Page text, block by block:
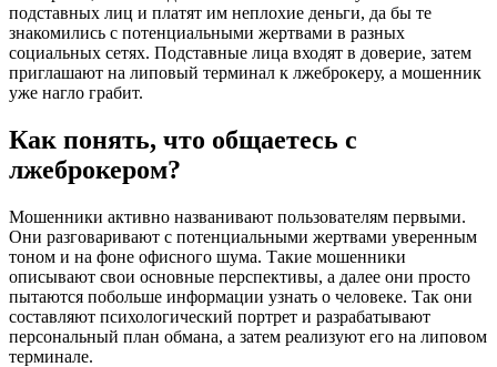
подставных лиц и платят им неплохие деньги, да бы те
знакомились с потенциальными жертвами в разных
социальных сетях. Подставные лица входят в доверие, затем
приглашают на липовый терминал к лжеброкеру, а мошенник
уже нагло грабит.
Как понять, что общаетесь с
лжеброкером?
Мошенники активно названивают пользователям первыми.
Они разговаривают с потенциальными жертвами уверенным
тоном и на фоне офисного шума. Такие мошенники
описывают свои основные перспективы, а далее они просто
пытаются побольше информации узнать о человеке. Так они
составляют психологический портрет и разрабатывают
персональный план обмана, а затем реализуют его на липовом
терминале.